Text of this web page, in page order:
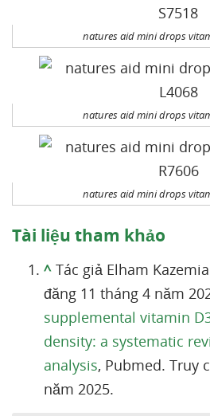
natures aid mini drops
natures aid mini drops
natures aid mini drops
Tài liệu tham khảo
^ Tác giả Elham
đăng 11 tháng 4 năm
supplemental vitamin
density: a systematic
analysis, Pubmed. Truy
năm 2025.